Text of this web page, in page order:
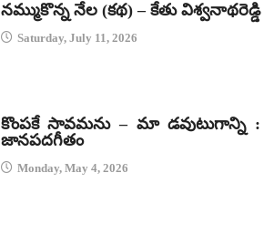
నమ్ముకొన్న నేల (కథ) – కేతు విశ్వనాథరెడ్డి
Saturday, July 11, 2026
కొంపకే సావమను – మా డవుటుగాన్ని :
జానపదగీతం
Monday, May 4, 2026